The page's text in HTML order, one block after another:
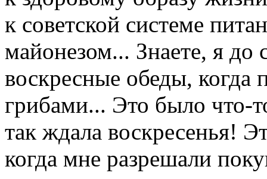
к советской системе
майонезом... Знаете, я
воскресные обеды, когда
грибами... Это было что-
так ждала воскресенья!
когда мне разрешали